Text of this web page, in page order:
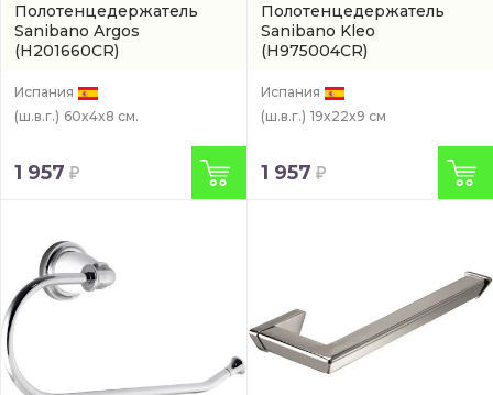
Полотенцедержатель
Sanibano Argos
(H201660CR)
Испания
(ш.в.г.) 60x4x8 см.
1 957
Полотенцедержатель
Sanibano Kleo
(H975004CR)
Испания
(ш.в.г.) 19x22x9 см
1 957